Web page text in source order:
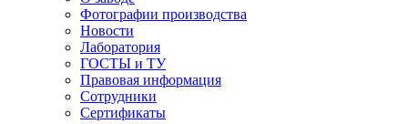
Фотографии производства
Новости
Лаборатория
ГОСТЫ и ТУ
Правовая информация
Сотрудники
Сертификаты